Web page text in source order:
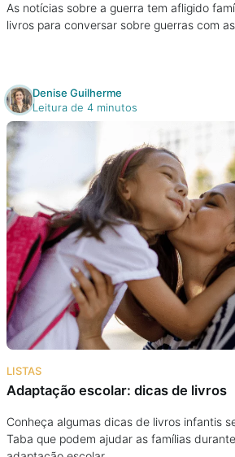
As notícias sobre a guerra tem afligido
livros para conversar sobre guerras com
Denise Guilherme
Leitura de 4 minutos
LISTAS
Adaptação escolar: dicas de livros
Conheça algumas dicas de livros infantis
Taba que podem ajudar as famílias